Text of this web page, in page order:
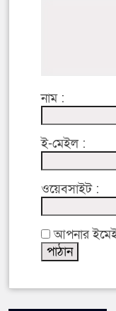
নাম :
ই-মেইল :
ওয়েবসাইট :
আপনার